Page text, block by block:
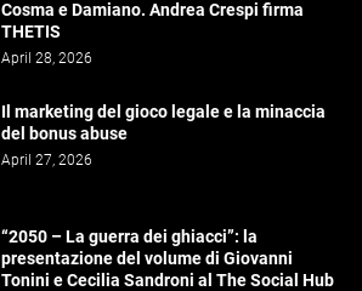
Cosma e Damiano. Andrea Crespi firma
THETIS
April 28, 2026
Il marketing del gioco legale e la minaccia
del bonus abuse
April 27, 2026
“2050 – La guerra dei ghiacci”: la
presentazione del volume di Giovanni
Tonini e Cecilia Sandroni al The Social Hub